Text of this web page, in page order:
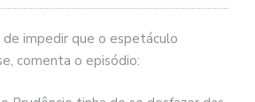
de impedir que o espetáculo
comenta o episódio: